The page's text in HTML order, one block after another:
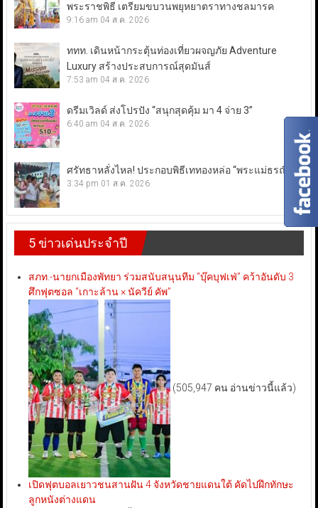
พระราชพิธี เตรียมขบวนพยุหยาตราทางชลมารค
9:16 am 04 ส.ค. 2026
ททท. เดินหน้ากระตุ้นท่องเที่ยวผจญภัย Adventure
Luxury สร้างประสบการณ์สุดมันส์
7:53 am 04 ส.ค. 2026
ดรีมเวิลด์ ส่งโปรปัง “สนุกสุดคุ้ม มา 4 จ่าย 3”
6:40 am 04 ส.ค. 2026
ศรัทธาหลั่งไหล! ประกอบพิธีเททองหล่อ “พระแม่ธรณี”
3:34 pm 01 ส.ค. 2026
5 ข่าวเด่นประจำปี
สภท.-นายกเมืองพัทยา ร่วมสนับสนุนทีม “บุ๊คบุฟเฟ่” คว้าอันดับ 3
ศึกฟุตซอล “เกาะล้าน × นัควีย์ คัพ”
(505,947 คน อ่านข่าวนี้แล้ว)
เปิดฟุตบอลเยาวชนสานฝัน 4 จังหวัดชายแดนใต้ คัดไปฝึกทักษะ
ลูกหนังต่างแดน